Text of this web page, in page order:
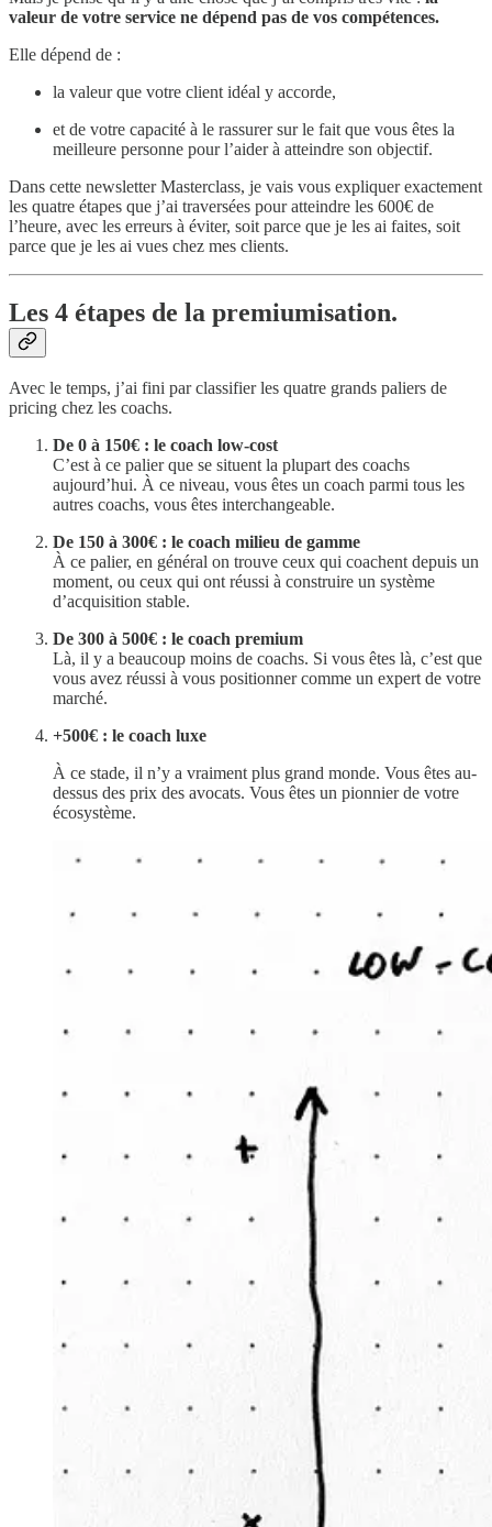
valeur de votre service ne dépend pas de vos compétences.
Elle dépend de :
la valeur que votre client idéal y accorde,
et de votre capacité à le rassurer sur le fait que vous êtes la
meilleure personne pour l’aider à atteindre son objectif.
Dans cette newsletter Masterclass, je vais vous expliquer exactement
les quatre étapes que j’ai traversées pour atteindre les 600€ de
l’heure, avec les erreurs à éviter, soit parce que je les ai faites, soit
parce que je les ai vues chez mes clients.
Les 4 étapes de la premiumisation.
Avec le temps, j’ai fini par classifier les quatre grands paliers de
pricing chez les coachs.
De 0 à 150€ : le coach low-cost
C’est à ce palier que se situent la plupart des coachs
aujourd’hui. À ce niveau, vous êtes un coach parmi tous les
autres coachs, vous êtes interchangeable.
De 150 à 300€ : le coach milieu de gamme
À ce palier, en général on trouve ceux qui coachent depuis un
moment, ou ceux qui ont réussi à construire un système
d’acquisition stable.
De 300 à 500€ : le coach premium
Là, il y a beaucoup moins de coachs. Si vous êtes là, c’est que
vous avez réussi à vous positionner comme un expert de votre
marché.
+500€ : le coach luxe
À ce stade, il n’y a vraiment plus grand monde. Vous êtes au-
dessus des prix des avocats. Vous êtes un pionnier de votre
écosystème.